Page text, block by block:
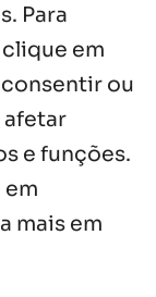
Para
em
ou
e funções.
em
mais em